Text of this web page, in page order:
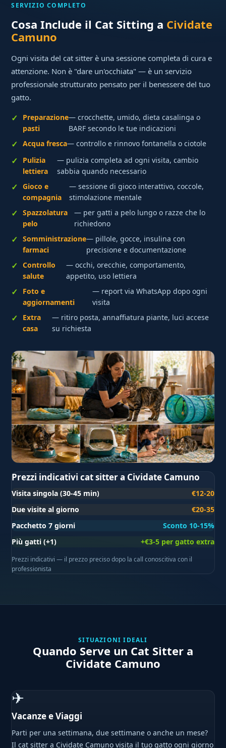
SERVIZIO COMPLETO
Cosa Include il Cat Sitting a Cividate
Camuno
Ogni visita del cat sitter è una sessione completa di cura e
attenzione. Non è "dare un'occhiata" — è un servizio
professionale strutturato pensato per il benessere del tuo
gatto.
Preparazione
pasti
— crocchette, umido, dieta casalinga o
BARF secondo le tue indicazioni
Acqua fresca— controllo e rinnovo fontanella o ciotole
Pulizia
lettiera
— pulizia completa ad ogni visita, cambio
sabbia quando necessario
Gioco e
compagnia
— sessione di gioco interattivo, coccole,
stimolazione mentale
Spazzolatura
pelo
— per gatti a pelo lungo o razze che lo
richiedono
Somministrazione
farmaci
— pillole, gocce, insulina con
precisione e documentazione
Controllo
salute
— occhi, orecchie, comportamento,
appetito, uso lettiera
Foto e
aggiornamenti
— report via WhatsApp dopo ogni
visita
Extra
casa
— ritiro posta, annaffiatura piante, luci accese
su richiesta
Prezzi indicativi cat sitter a Cividate Camuno
Visita singola (30-45 min)
€12-20
Due visite al giorno
€20-35
Pacchetto 7 giorni
Sconto 10-15%
Più gatti (+1)
+€3-5 per gatto extra
Prezzi indicativi — il prezzo preciso dopo la call conoscitiva con il
professionista
SITUAZIONI IDEALI
Quando Serve un Cat Sitter a
Cividate Camuno
✈
Vacanze e Viaggi
Parti per una settimana, due settimane o anche un mese?
Il cat sitter a Cividate Camuno visita il tuo gatto ogni giorno